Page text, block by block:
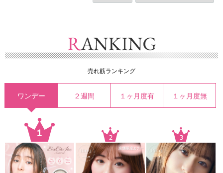
売れ筋ランキング
ワンデー ２週間 １ヶ月度有 １ヶ月度無